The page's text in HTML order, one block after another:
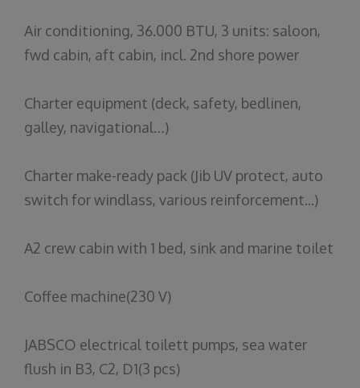
Air conditioning, 36.000 BTU, 3 units: saloon,
fwd cabin, aft cabin, incl. 2nd shore power
Charter equipment (deck, safety, bedlinen,
galley, navigational…)
Charter make-ready pack (Jib UV protect, auto
switch for windlass, various reinforcement...)
A2 crew cabin with 1 bed, sink and marine toilet
Coffee machine(230 V)
JABSCO electrical toilett pumps, sea water
flush in B3, C2, D1(3 pcs)